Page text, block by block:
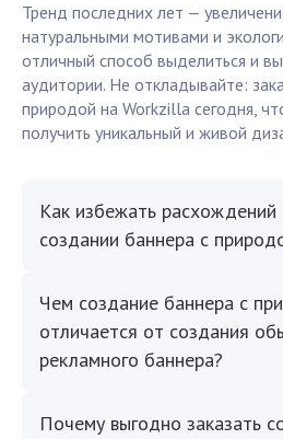
Тренд последних лет —
натуральными мотивами и
отличный способ выделиться и
аудитории. Не откладывайте:
природой на Workzilla сегодня,
получить уникальный и живой
Как избежать расхождений
создании баннера с
Чем создание баннера с
отличается от создания
рекламного баннера?
Почему выгодно заказать